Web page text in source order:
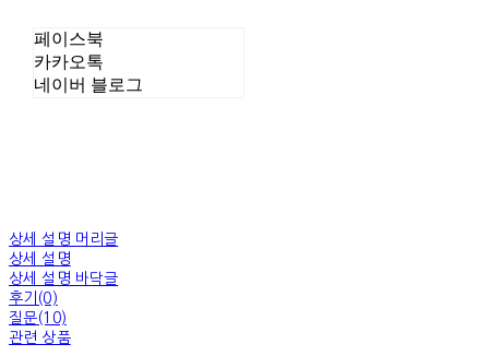
페이스북
카카오톡
네이버 블로그
상세 설명 머리글
상세 설명
상세 설명 바닥글
후기(0)
질문(10)
관련 상품